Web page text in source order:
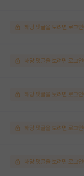
해당 댓글을 보려면 로그
해당 댓글을 보려면 로그
해당 댓글을 보려면 로그
해당 댓글을 보려면 로그
해당 댓글을 보려면 로그